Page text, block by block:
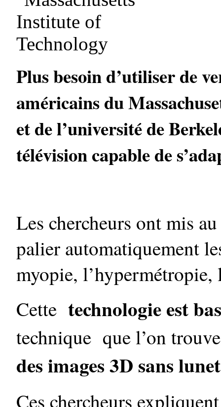
Plus besoin d’utiliser de
américains du
et de l’université de
télévision capable de
Les chercheurs ont mis
palier automatiquement
myopie,
Cette technologie est
technique que l’on
des images 3D sans
Ces chercheurs